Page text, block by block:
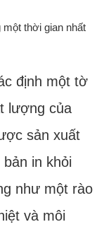
định một tờ
lượng của
sản xuất
in khỏi
như một rào
và môi